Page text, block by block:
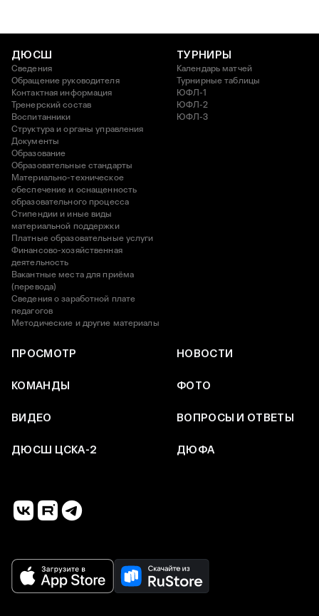
ДЮСШ
Сведения
Обращение руководителя
Контактная информация
Тренерский состав
Воспитанники
Структура и органы управления
Документы
Образование
Образовательные стандарты
Материально-техническое
обеспечение и оснащенность
образовательного процесса
Стипендии и иные виды
материальной поддержки
Платные образовательные услуги
Финансово-хозяйственная
деятельность
Вакантные места для приёма
(перевода)
Сведения о заработной плате
педагогов
Методические и другие материалы
ТУРНИРЫ
Календарь матчей
Турнирные таблицы
ЮФЛ-1
ЮФЛ-2
ЮФЛ-3
ПРОСМОТР НОВОСТИ
КОМАНДЫ ФОТО
ВИДЕО ВОПРОСЫ И ОТВЕТЫ
ДЮСШ ЦСКА-2 ДЮФА